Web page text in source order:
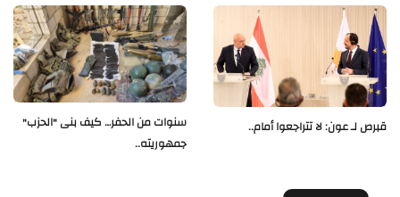
سنوات من الحفر… كيف بنى "الحزب"
جمهوريته..
قبرص لـ عون: لا تتراجعوا أمام..